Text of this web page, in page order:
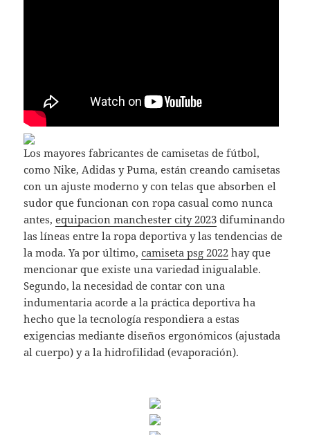
Los mayores fabricantes de camisetas de fútbol,
como Nike, Adidas y Puma, están creando camisetas
con un ajuste moderno y con telas que absorben el
sudor que funcionan con ropa casual como nunca
antes,equipacion manchester city 2023 difuminando
las líneas entre la ropa deportiva y las tendencias de
la moda. Ya por último,camiseta psg 2022 hay que
mencionar que existe una variedad inigualable.
Segundo, la necesidad de contar con una
indumentaria acorde a la práctica deportiva ha
hecho que la tecnología respondiera a estas
exigencias mediante diseños ergonómicos (ajustada
al cuerpo) y a la hidrofilidad (evaporación).